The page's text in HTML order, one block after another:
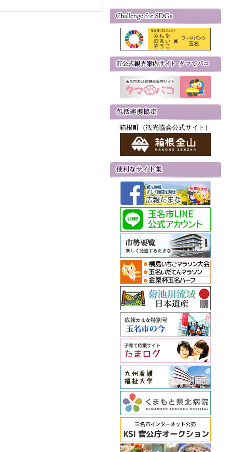
箱根町（観光協会公式サイト）